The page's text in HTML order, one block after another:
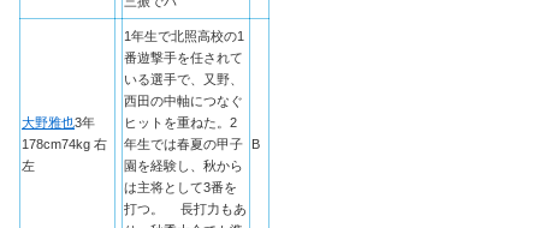
大野雅也3年
178cm74kg 右
左
1年生で北照高校の1
番遊撃手を任されて
いる選手で、又野、
西田の中軸につなぐ
ヒットを重ねた。2
年生では春夏の甲子
園を経験し、秋から
は主将として3番を
打つ。 長打力もあ
B